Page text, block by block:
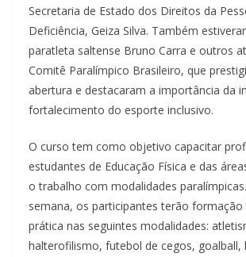
Secretaria de Estado dos Direitos da
Deficiência, Geiza Silva. Também
paratleta saltense Bruno Carra e outros
Comitê Paralímpico Brasileiro, que
abertura e destacaram a importância da
fortalecimento do esporte inclusivo.
O curso tem como objetivo capacitar
estudantes de Educação Física e das
o trabalho com modalidades
semana, os participantes terão formação
prática nas seguintes modalidades:
halterofilismo, futebol de cegos, goalball,